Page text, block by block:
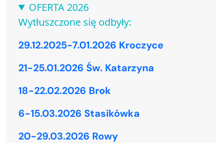
OFERTA 2026
Wytłuszczone się odbyły:
29.12.2025-7.01.2026 Kroczyce
21-25.01.2026 Św. Katarzyna
18-22.02.2026 Brok
6-15.03.2026 Stasikówka
20-29.03.2026 Rowy